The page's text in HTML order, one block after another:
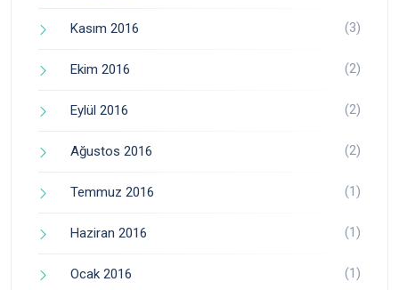
Kasım 2016 (3)
Ekim 2016 (2)
Eylül 2016 (2)
Ağustos 2016 (2)
Temmuz 2016 (1)
Haziran 2016 (1)
Ocak 2016 (1)